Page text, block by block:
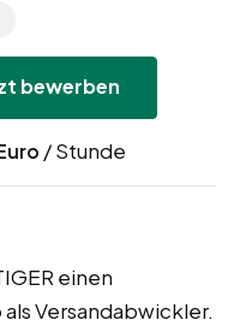
bewerben
/ Stunde
einen
Versandabwickler.